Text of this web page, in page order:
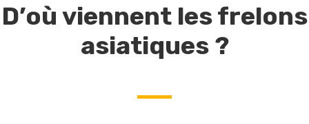
D’où viennent les frelons
asiatiques ?